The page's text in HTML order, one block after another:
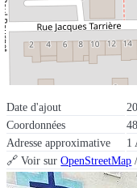
Date d'ajout
Coordonnées
Adresse approximative
1
🔗 Voir surOpenStreetMap